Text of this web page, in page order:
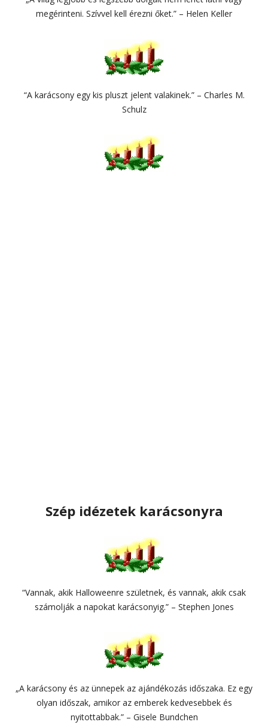
megérinteni. Szívvel kell érezni őket.” – Helen Keller
“A karácsony egy kis pluszt jelent valakinek.” – Charles M.
Schulz
Szép idézetek karácsonyra
“Vannak, akik Halloweenre születnek, és vannak, akik csak
számolják a napokat karácsonyig.” – Stephen Jones
„A karácsony és az ünnepek az ajándékozás időszaka. Ez egy
olyan időszak, amikor az emberek kedvesebbek és
nyitottabbak.” – Gisele Bundchen